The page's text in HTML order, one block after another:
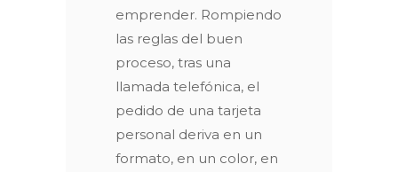
emprender. Rompiendo
las reglas del buen
proceso, tras una
llamada telefónica, el
pedido de una tarjeta
personal deriva en un
formato, en un color, en